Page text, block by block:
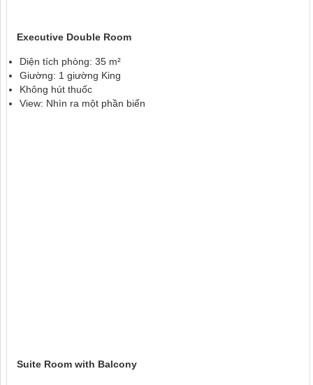
Executive Double Room
Diện tích phòng: 35 m²
Giường: 1 giường King
Không hút thuốc
View: Nhìn ra một phần biển
Suite Room with Balcony